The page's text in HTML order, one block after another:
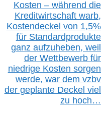
Kosten – während die
Kreditwirtschaft warb,
Kostendeckel von 1,5%
für Standardprodukte
ganz aufzuheben, weil
der Wettbewerb für
niedrige Kosten sorgen
werde, war dem vzbv
der geplante Deckel viel
zu hoch…